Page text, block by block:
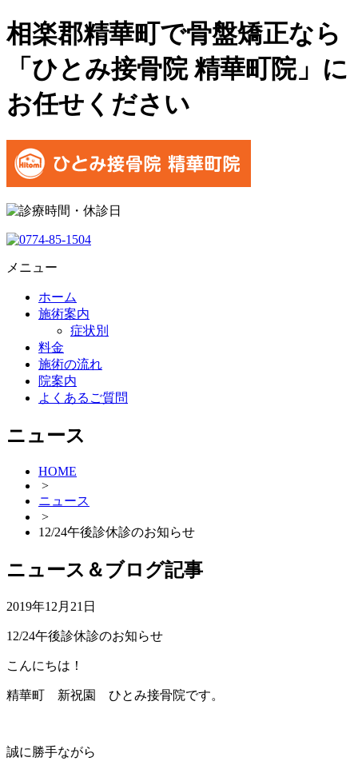
相楽郡精華町で骨盤矯正なら
「ひとみ接骨院 精華町院」に
お任せください
メニュー
ホーム
施術案内
症状別
料金
施術の流れ
院案内
よくあるご質問
ニュース
HOME
>
ニュース
>
12/24午後診休診のお知らせ
ニュース＆ブログ記事
2019年12月21日
12/24午後診休診のお知らせ
こんにちは！
精華町 新祝園 ひとみ接骨院です。
誠に勝手ながら